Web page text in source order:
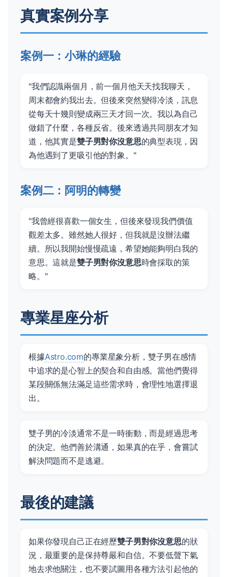
真實案例分享
案例一：小琳的經驗
"我們認識兩個月，前一個月他天天找我聊天，
周末都會約我出去。但後來突然變得冷淡，訊息
從每天十幾則變成兩三天才回一次。我以為自己
做錯了什麼，各種反省。後來透過共同朋友才知
道，他其實是雙子男對你沒意思的典型表現，因
為他遇到了更吸引他的對象。"
案例二：阿明的轉變
"我曾經很喜歡一個女生，但後來發現我們價值
觀差太多。雖然她人很好，但我就是沒辦法繼
續。所以我開始慢慢疏遠，希望她能夠明白我的
意思。這就是雙子男對你沒意思時會採取的策
略。"
專業星座分析
根據Astro.com的專業星象分析，雙子男在感情
中追求的是心智上的契合和自由感。當他們覺得
某段關係無法滿足這些需求時，會理性地選擇退
出。
雙子男的冷淡通常不是一時衝動，而是經過思考
的決定。他們善於溝通，如果真的在乎，會嘗試
解決問題而不是逃避。
最後的建議
如果你發現自己正在經歷雙子男對你沒意思的狀
況，最重要的是保持尊嚴和自信。不要低聲下氣
地去求他關注，也不要試圖用各種方法引起他的